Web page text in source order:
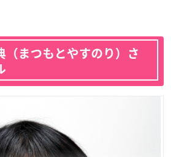
（まつもとやすのり）さ